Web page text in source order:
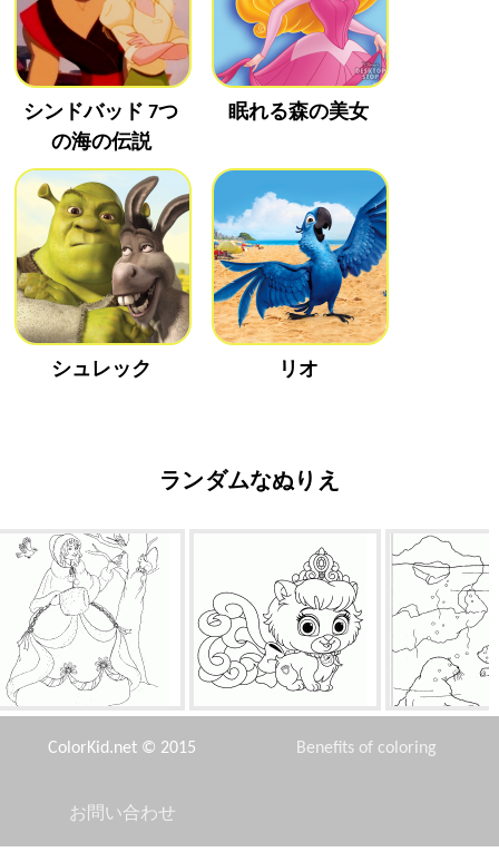
シンドバッド 7つ
の海の伝説
眠れる森の美女
シュレック リオ
ランダムなぬりえ
冬のプリンセス キティスリッパ ベアダ
ColorKid.net © 2015 Benefits of coloring
お問い合わせ